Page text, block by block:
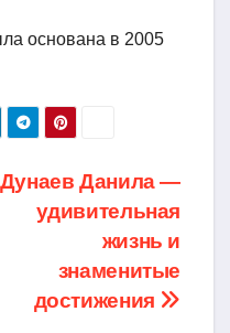
основана в 2005
Дунаев Данила —
удивительная
жизнь и
знаменитые
достижения